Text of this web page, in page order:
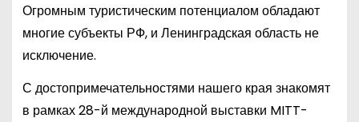
Огромным туристическим потенциалом обладают
многие субъекты РФ, и Ленинградская область не
исключение.
С достопримечательностями нашего края знакомят
в рамках 28-й международной выставки MITT-